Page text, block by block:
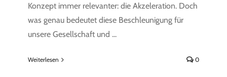
Konzept immer relevanter: die Akzeleration. Doch
was genau bedeutet diese Beschleunigung für
unsere Gesellschaft und ...
Weiterlesen 0